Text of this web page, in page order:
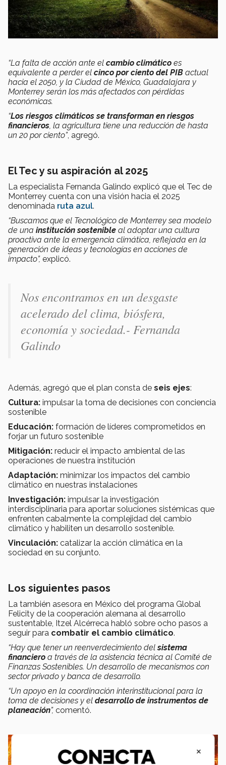
“La falta de acción ante el cambio climático es
equivalente a perder el cinco por ciento del PIB actual
hacia el 2050, y la Ciudad de México, Guadalajara y
Monterrey serán los más afectados con pérdidas
económicas.
“Los riesgos climáticos se transforman en riesgos
financieros, la agricultura tiene una reducción de hasta
un 20 por ciento”, agregó.
El Tec y su aspiración al 2025
La especialista Fernanda Galindo explicó que el Tec de
Monterrey cuenta con una visión hacia el 2025
denominada ruta azul.
“Buscamos que el Tecnológico de Monterrey sea modelo
de una institución sostenible al adoptar una cultura
proactiva ante la emergencia climática, reflejada en la
generación de ideas y tecnologías en acciones de
impacto”, explicó.
Nos encontramos en un desgaste
acelerado del clima, biósfera,
economía y sociedad.- Fernanda
Galindo
Además, agregó que el plan consta de seis ejes:
Cultura: impulsar la toma de decisiones con conciencia
sostenible
Educación: formación de líderes comprometidos en
forjar un futuro sostenible
Mitigación: reducir el impacto ambiental de las
operaciones de nuestra institución
Adaptación: minimizar los impactos del cambio
climático en nuestras instalaciones
Investigación: impulsar la investigación
interdisciplinaria para aportar soluciones sistémicas que
enfrenten cabalmente la complejidad del cambio
climático y habiliten un desarrollo sostenible.
Vinculación: catalizar la acción climática en la
sociedad en su conjunto.
Los siguientes pasos
La también asesora en México del programa Global
Felicity de la cooperación alemana al desarrollo
sustentable, Itzel Alcérreca habló sobre ocho pasos a
seguir para combatir el cambio climático.
“Hay que tener un reenverdecimiento delsistema
financiero a través de la asistencia técnica al Comité de
Finanzas Sostenibles. Un desarrollo de mecanismos con
sector privado y banca de desarrollo.
“Un apoyo en la coordinación interinstitucional para la
toma de decisiones y el desarrollo de instrumentos de
planeación”, comentó.
×